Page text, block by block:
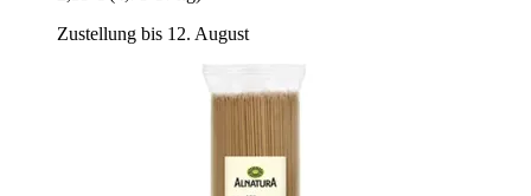
Zustellung bis 12. August